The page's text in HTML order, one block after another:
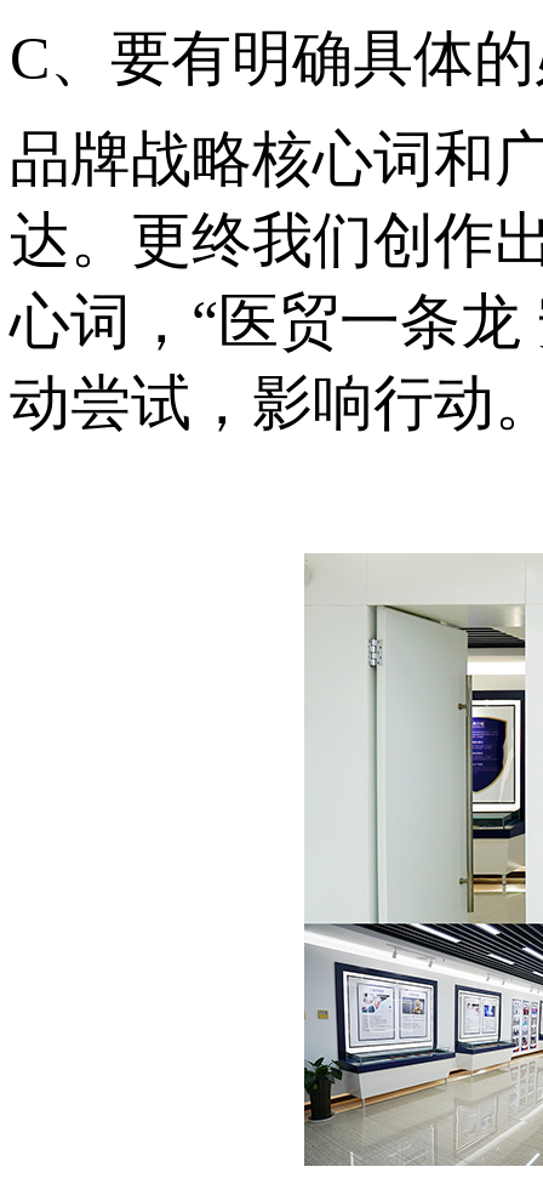
C、要有明确具体
品牌战略核心词和
达。更终我们创作
心词，“医贸一条
动尝试，影响行动